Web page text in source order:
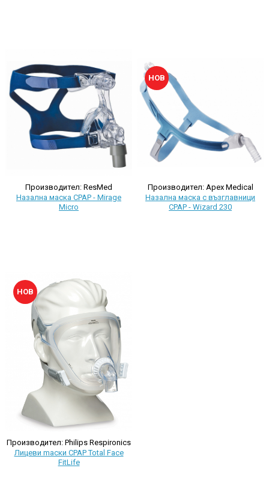
Производител: ResMed
Назална маска CPAP - Mirage
Micro
НОВ
Производител: Apex Medical
Назална маска с възглавници
CPAP - Wizard 230
НОВ
Производител: Philips Respironics
Лицеви mаски CPAP Total Face
FitLife